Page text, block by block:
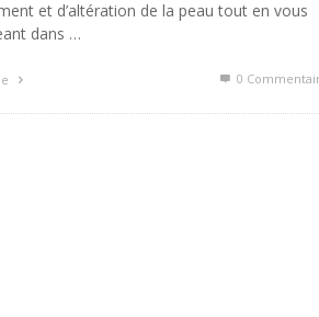
et d’altération de la peau tout en vous
dans …
0